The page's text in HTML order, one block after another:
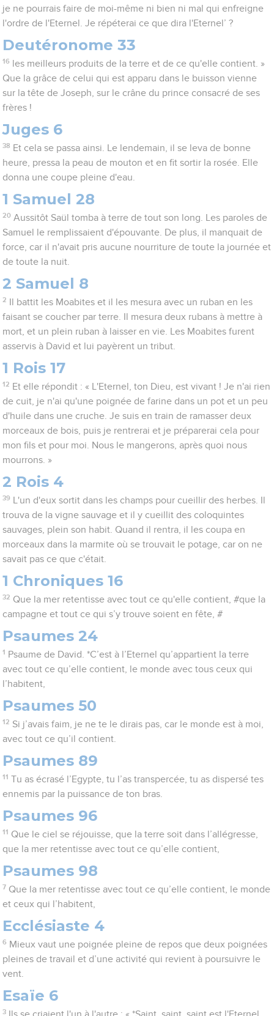
je ne pourrais faire de moi-même ni bien ni mal qui enfreigne
l'ordre de l'Eternel. Je répéterai ce que dira l'Eternel’ ?
Deutéronome 33
16
les meilleurs produits de la terre et de ce qu'elle contient. »
Que la grâce de celui qui est apparu dans le buisson vienne
sur la tête de Joseph, sur le crâne du prince consacré de ses
frères !
Juges 6
38 Et cela se passa ainsi. Le lendemain, il se leva de bonne
heure, pressa la peau de mouton et en fit sortir la rosée. Elle
donna une coupe pleine d'eau.
1 Samuel 28
20 Aussitôt Saül tomba à terre de tout son long. Les paroles de
Samuel le remplissaient d'épouvante. De plus, il manquait de
force, car il n'avait pris aucune nourriture de toute la journée et
de toute la nuit.
2 Samuel 8
2
Il battit les Moabites et il les mesura avec un ruban en les
faisant se coucher par terre. Il mesura deux rubans à mettre à
mort, et un plein ruban à laisser en vie. Les Moabites furent
asservis à David et lui payèrent un tribut.
1 Rois 17
12 Et elle répondit : « L'Eternel, ton Dieu, est vivant ! Je n'ai rien
de cuit, je n'ai qu'une poignée de farine dans un pot et un peu
d'huile dans une cruche. Je suis en train de ramasser deux
morceaux de bois, puis je rentrerai et je préparerai cela pour
mon fils et pour moi. Nous le mangerons, après quoi nous
mourrons. »
2 Rois 4
39
L'un d'eux sortit dans les champs pour cueillir des herbes. Il
trouva de la vigne sauvage et il y cueillit des coloquintes
sauvages, plein son habit. Quand il rentra, il les coupa en
morceaux dans la marmite où se trouvait le potage, car on ne
savait pas ce que c'était.
1 Chroniques 16
32 Que la mer retentisse avec tout ce qu'elle contient, #que la
campagne et tout ce qui s’y trouve soient en fête, #
Psaumes 24
1 Psaume de David. *C’est à l’Eternel qu’appartient la terre
avec tout ce qu’elle contient, le monde avec tous ceux qui
l’habitent,
Psaumes 50
12 Si j’avais faim, je ne te le dirais pas, car le monde est à moi,
avec tout ce qu’il contient.
Psaumes 89
11 Tu as écrasé l’Egypte, tu l’as transpercée, tu as dispersé tes
ennemis par la puissance de ton bras.
Psaumes 96
11 Que le ciel se réjouisse, que la terre soit dans l’allégresse,
que la mer retentisse avec tout ce qu’elle contient,
Psaumes 98
7 Que la mer retentisse avec tout ce qu’elle contient, le monde
et ceux qui l’habitent,
Ecclésiaste 4
6 Mieux vaut une poignée pleine de repos que deux poignées
pleines de travail et d’une activité qui revient à poursuivre le
vent.
Esaïe 6
3